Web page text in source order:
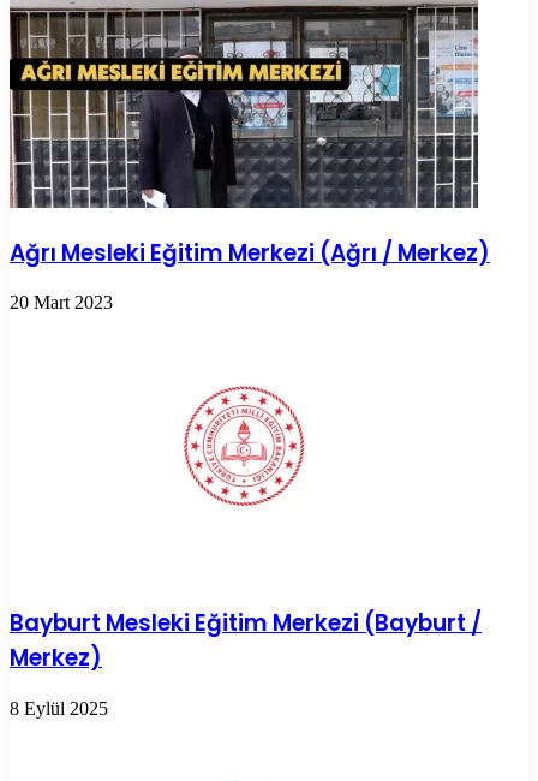
Ağrı Mesleki Eğitim Merkezi (Ağrı / Merkez)
20 Mart 2023
Bayburt Mesleki Eğitim Merkezi (Bayburt /
Merkez)
8 Eylül 2025